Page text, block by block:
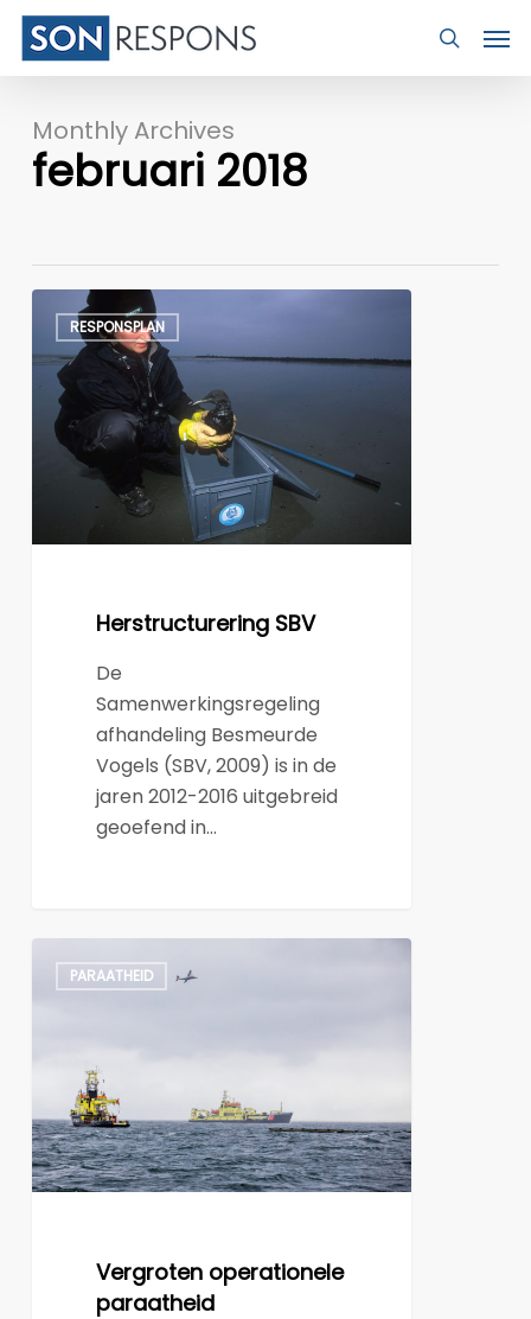
Skip
main
search
Monthly Archives
februari 2018
Herstructurering
SBV RESPONSPLAN
Herstructurering SBV
De
Samenwerkingsregeling
afhandeling Besmeurde
Vogels (SBV, 2009) is in de
jaren 2012-2016 uitgebreid
geoefend in…
operationele
PARAATHEID
Vergroten operationele
paraatheid